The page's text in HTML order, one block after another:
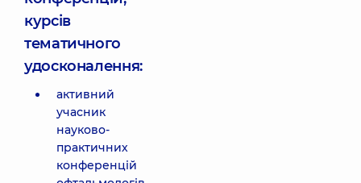
курсів
тематичного
удосконалення:
активний
учасник
науково-
практичних
конференцій